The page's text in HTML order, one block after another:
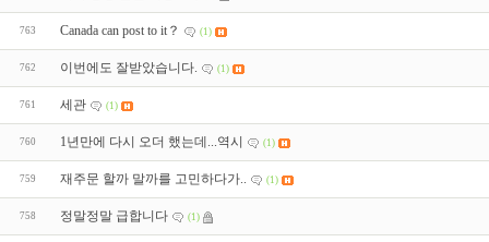
763 Canada can post to it？ (1)
762 이번에도 잘받았습니다. (1)
761 세관 (1)
760 1년만에 다시 오더 했는데...역시 (1)
759 재주문 할까 말까를 고민하다가.. (1)
758 정말정말 급합니다 (1)